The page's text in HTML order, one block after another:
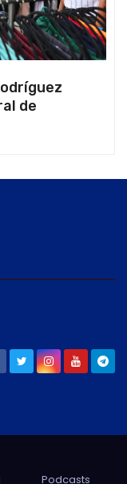
de
en La
Podcasts